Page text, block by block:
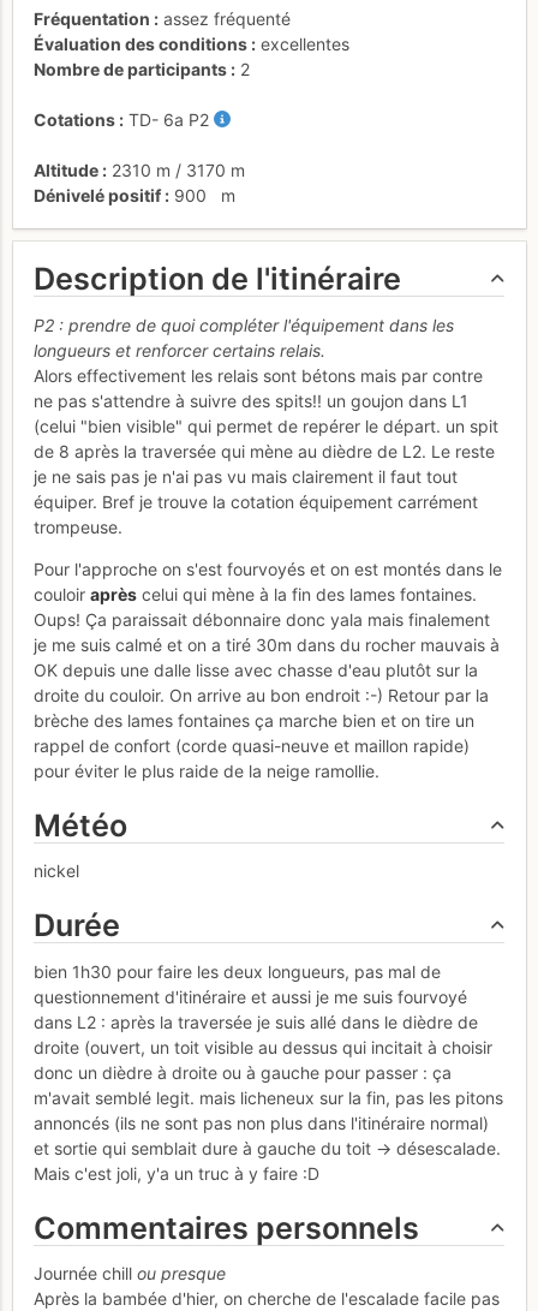
Fréquentation
assez fréquenté
Évaluation des conditions
excellentes
Nombre de participants
2
Cotations TD- 6a P2
Altitude 2310 m / 3170 m
Dénivelé positif
900 m
Description de l'itinéraire
P2 : prendre de quoi compléter l'équipement dans les
longueurs et renforcer certains relais.
Alors effectivement les relais sont bétons mais par contre
ne pas s'attendre à suivre des spits!! un goujon dans L1
(celui "bien visible" qui permet de repérer le départ. un spit
de 8 après la traversée qui mène au dièdre de L2. Le reste
je ne sais pas je n'ai pas vu mais clairement il faut tout
équiper. Bref je trouve la cotation équipement carrément
trompeuse.
Pour l'approche on s'est fourvoyés et on est montés dans le
couloir après celui qui mène à la fin des lames fontaines.
Oups! Ça paraissait débonnaire donc yala mais finalement
je me suis calmé et on a tiré 30m dans du rocher mauvais à
OK depuis une dalle lisse avec chasse d'eau plutôt sur la
droite du couloir. On arrive au bon endroit :-) Retour par la
brèche des lames fontaines ça marche bien et on tire un
rappel de confort (corde quasi-neuve et maillon rapide)
pour éviter le plus raide de la neige ramollie.
Météo
nickel
Durée
bien 1h30 pour faire les deux longueurs, pas mal de
questionnement d'itinéraire et aussi je me suis fourvoyé
dans L2 : après la traversée je suis allé dans le dièdre de
droite (ouvert, un toit visible au dessus qui incitait à choisir
donc un dièdre à droite ou à gauche pour passer : ça
m'avait semblé legit. mais licheneux sur la fin, pas les pitons
annoncés (ils ne sont pas non plus dans l'itinéraire normal)
et sortie qui semblait dure à gauche du toit -> désescalade.
Mais c'est joli, y'a un truc à y faire :D
Commentaires personnels
Journée chill ou presque
Après la bambée d'hier, on cherche de l'escalade facile pas